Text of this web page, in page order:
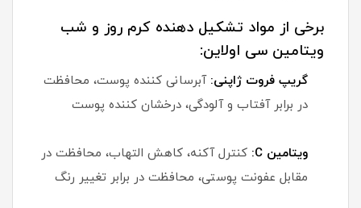
برخی از مواد تشکیل دهنده کرم روز و شب
ویتامین سی اولاین:
گریپ فروت ژاپنی: آبرسانی کننده پوست، محافظت
در برابر آفتاب و آلودگی، درخشان کننده پوست
ویتامین C:
کنترل آکنه، کاهش التهاب، محافظت در
مقابل عفونت پوستی، محافظت در برابر تغییر رنگ